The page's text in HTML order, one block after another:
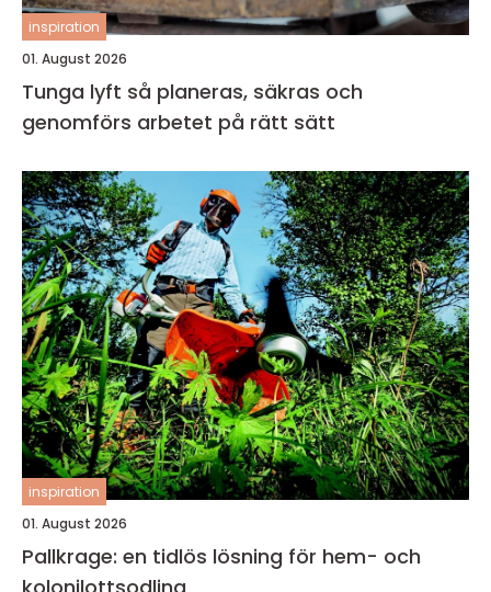
inspiration
01. August 2026
Tunga lyft så planeras, säkras och
genomförs arbetet på rätt sätt
inspiration
01. August 2026
Pallkrage: en tidlös lösning för hem- och